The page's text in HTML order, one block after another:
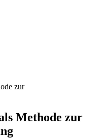
zur
Methode zur